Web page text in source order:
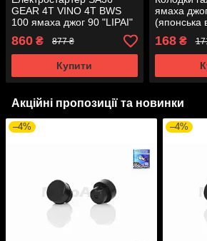
GEAR 4T VINO 4T BWS
100 ямаха джог 90 "LIPAI"
AT-19271
860 ₴ 877 ₴
Купити
ямаха
(японська
168₴
Акційні пропозиції та новинки
–4% –4%